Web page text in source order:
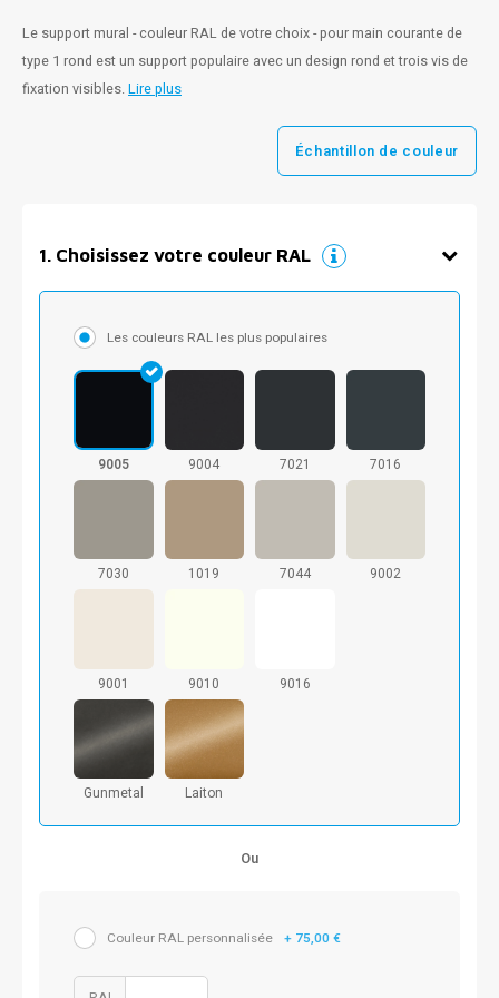
Le support mural - couleur RAL de votre choix - pour main courante de
type 1 rond est un support populaire avec un design rond et trois vis de
fixation visibles. Lire plus
Échantillon de couleur
1 Choisissez votre couleur RAL
Les couleurs RAL les plus populaires
9005 9004 7021 7016
7030 1019 7044 9002
9001 9010 9016
Gunmetal Laiton
Ou
Couleur RAL personnalisée + 75,00 €